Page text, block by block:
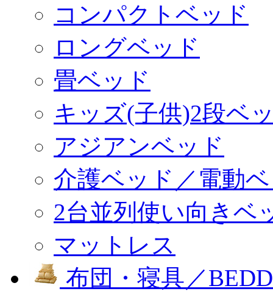
コンパクトベッド
ロングベッド
畳ベッド
キッズ(子供)2段ベ
アジアンベッド
介護ベッド／電動
2台並列使い向きベ
マットレス
布団・寝具／